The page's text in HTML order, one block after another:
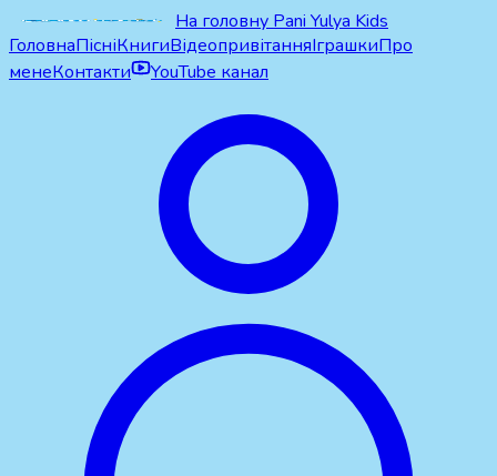
На головну Pani Yulya Kids
ГоловнаПісніКнигиВідеопривітанняІграшкиПро
менеКонтакти YouTube канал